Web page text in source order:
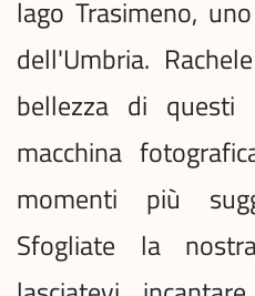
lago Trasimeno,
dell'Umbria.
bellezza di
macchina
momenti più
Sfogliate la